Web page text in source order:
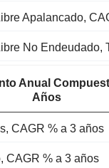
Anual
Años
CAGR % a 3 años
CAGR % a 3 años